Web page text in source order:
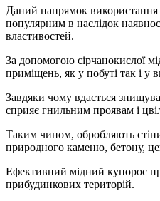
Даний напрямок використання
популярним в наслідок
властивостей.
За допомогою сірчанокислої
приміщень, як у побуті так і у
Завдяки чому вдається
сприяє гнильним проявам і
Таким чином, обробляють
природного каменю, бетону,
Ефективний мідний купорос
прибудинкових територій.